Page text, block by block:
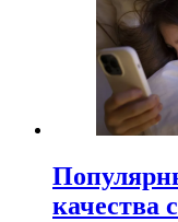
качества